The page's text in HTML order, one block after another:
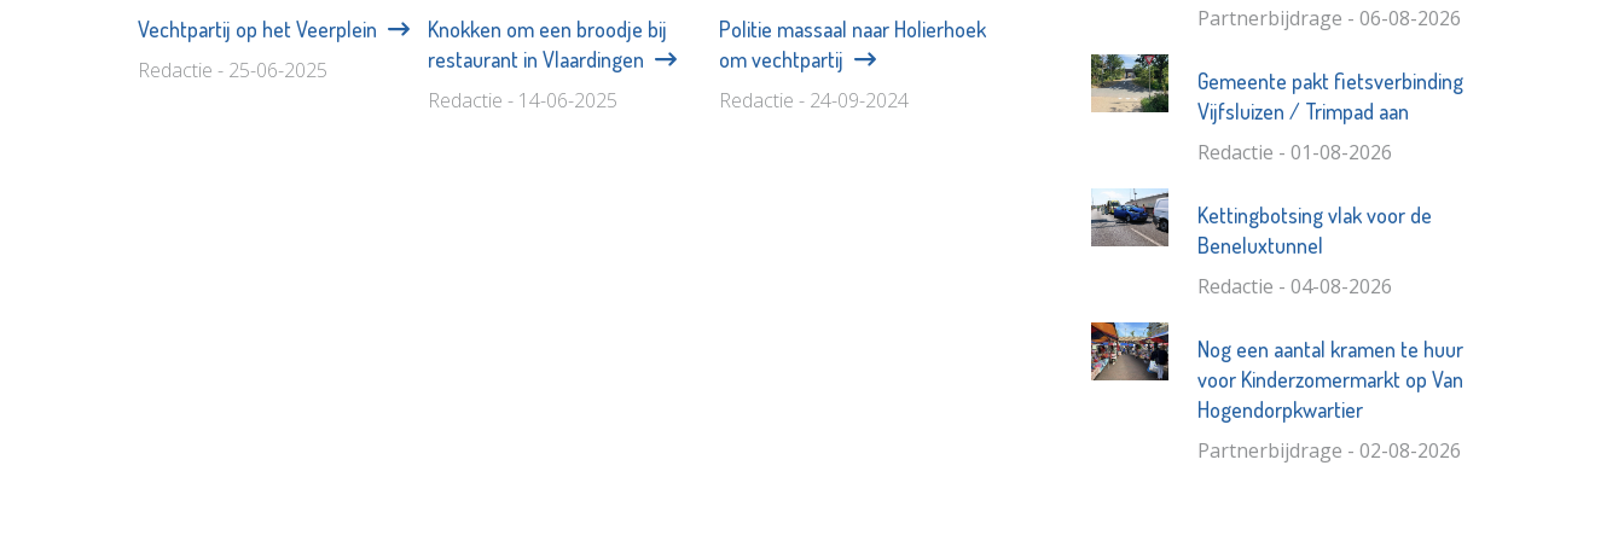
Vechtpartij op het Veerplein
Redactie - 25-06-2025
Knokken om een broodje bij
restaurant in Vlaardingen
Redactie - 14-06-2025
Politie massaal naar Holierhoek
om vechtpartij
Redactie - 24-09-2024
Partnerbijdrage - 06-08-2026
Gemeente pakt fietsverbinding
Vijfsluizen / Trimpad aan
Redactie - 01-08-2026
Kettingbotsing vlak voor de
Beneluxtunnel
Redactie - 04-08-2026
Nog een aantal kramen te huur
voor Kinderzomermarkt op Van
Hogendorpkwartier
Partnerbijdrage - 02-08-2026